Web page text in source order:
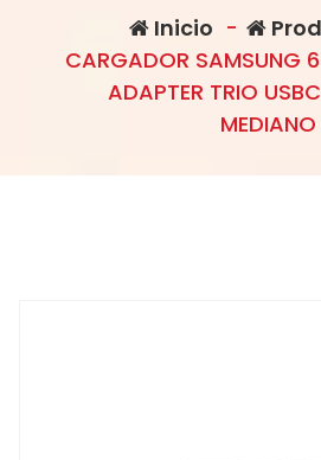
Inicio -
CARGADOR SAMSUNG
ADAPTER TRIO
MEDIANO